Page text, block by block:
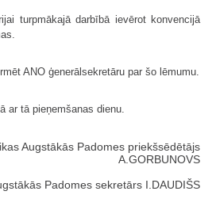
turpmākajā darbībā ievērot konvencijā
ANO ģenerālsekretāru par šo lēmumu.
ar tā pieņemšanas dienu.
Augstākās Padomes priekšsēdētājs
A.GORBUNOVS
Padomes sekretārs I.DAUDIŠS